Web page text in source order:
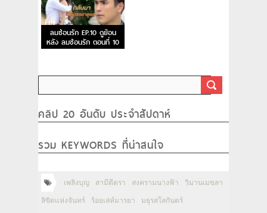
ลมซ่อนรัก EP.10 ดูย้อน
หลัง ลมซ่อนรัก ตอนที่ 10
คลิป 20 อันดับ ประจำสัปดาห์
รวม KEYWORDS ที่น่าสนใจ
เพลิงบุญ สามีตีตรา สงครามนางฟ้า วิมานเมขลา
ลิขิตแห่งจันทร์ ร้อยเล่ห์มารยา มธุรสโลกันตร์